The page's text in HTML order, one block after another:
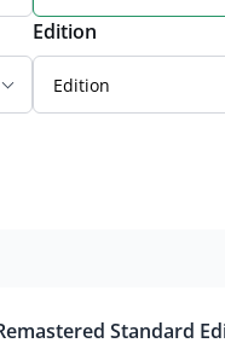
Edition
Edition
Standard